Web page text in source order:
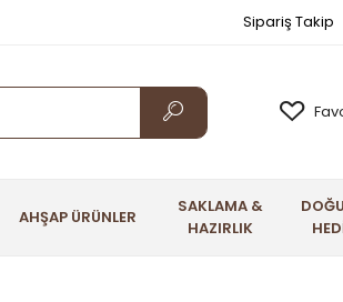
Sipariş Takip
AHŞAP ÜRÜNLER
SAKLAMA &
HAZIRLIK